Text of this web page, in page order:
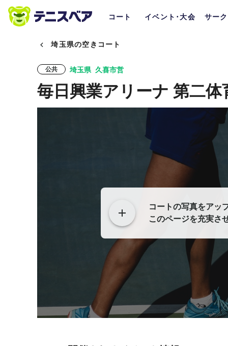
コート イベント･大会 サー
埼玉県の空きコート
公共 埼玉県 久喜市営
毎日興業アリーナ 第二体
コートの写真をアッ
このページを充実さ